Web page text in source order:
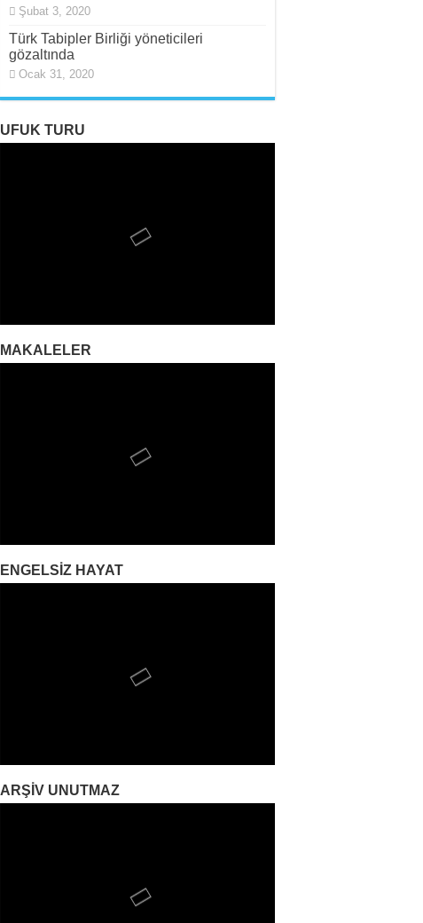
Şubat 3, 2020
Türk Tabipler Birliği yöneticileri
gözaltında
Ocak 31, 2020
UFUK TURU
MAKALELER
ENGELSIZ HAYAT
ARŞIV UNUTMAZ